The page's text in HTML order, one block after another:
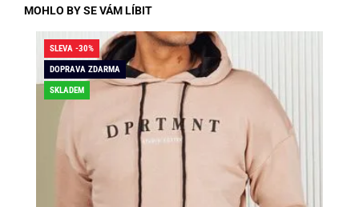
MOHLO BY SE VÁM LÍBIT
SLEVA -30%
DOPRAVA ZDARMA
SKLADEM